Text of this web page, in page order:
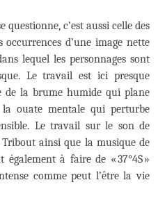
c’est aussi celle des
occurrences d’une image nette
lequel les personnages sont
Le travail est ici presque
de la brume humide qui plane
ouate mentale qui perturbe
Le travail sur le son de
ainsi que la musique de
à faire de « 37°4S »
comme peut l’être la vie